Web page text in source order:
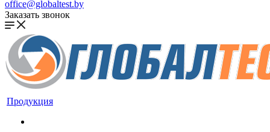
office@globaltest.by
Заказать звонок
Продукция